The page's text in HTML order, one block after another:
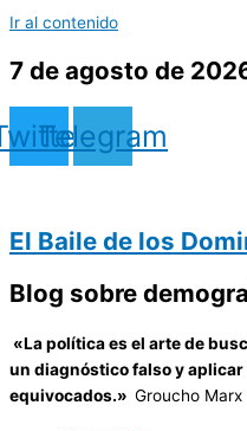
Ir al contenido
7 de agosto de
Telegram
El Baile de los
Blog sobre
«La política es el arte de
un diagnóstico falso y
equivocados.» Groucho Marx